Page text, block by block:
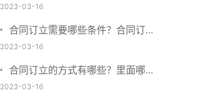
什么原则？订立方式有哪些？
2023-03-16
合同订立需要哪些条件？合同订立
与合同成立有什么不同？
2023-03-16
合同订立的方式有哪些？里面哪些
内容、细节条款需要载明？
2023-03-16